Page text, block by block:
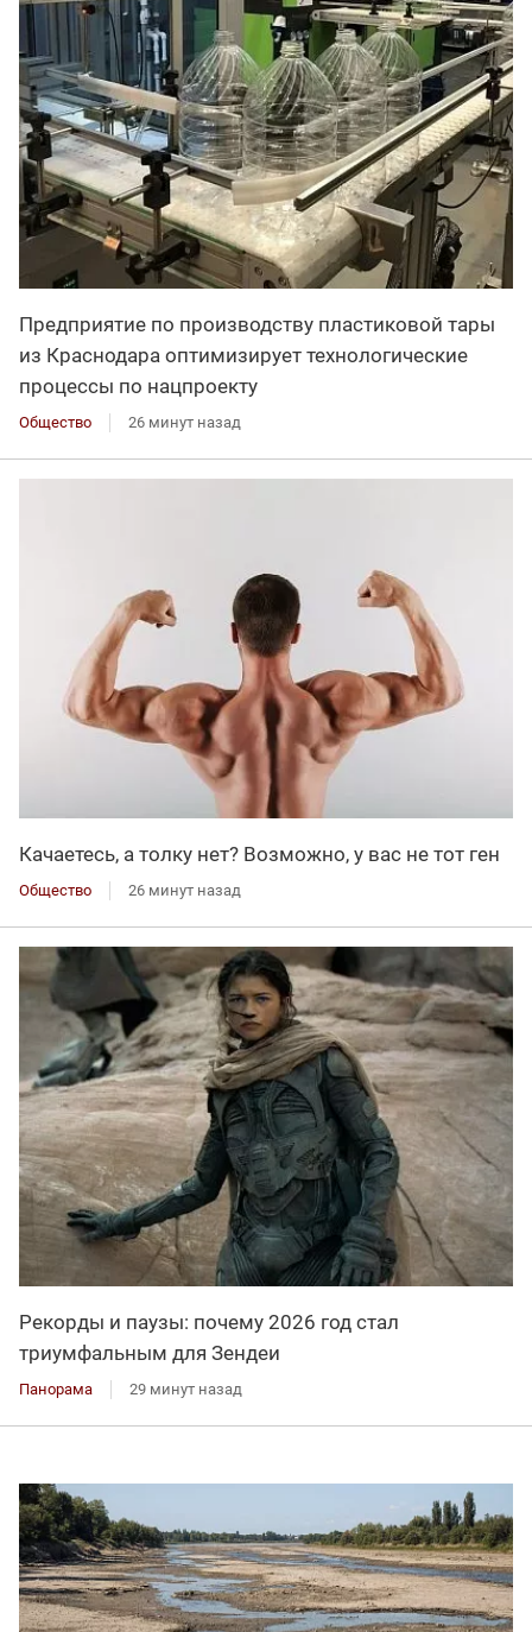
Предприятие по производству пластиковой тары
из Краснодара оптимизирует технологические
процессы по нацпроекту
Общество 26 минут назад
Качаетесь, а толку нет? Возможно, у вас не тот ген
Общество 26 минут назад
Рекорды и паузы: почему 2026 год стал
триумфальным для Зендеи
Панорама 29 минут назад